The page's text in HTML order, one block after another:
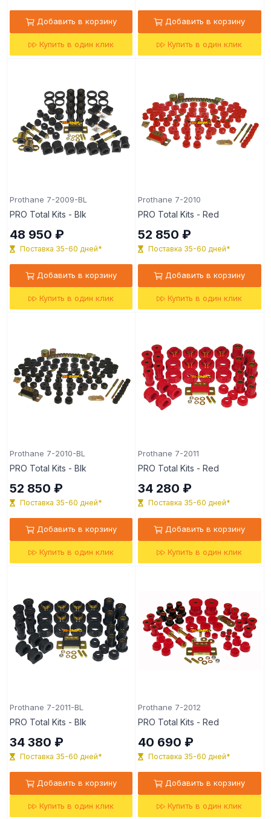
Добавить в корзину
Купить в один клик
Добавить в корзину
Купить в один клик
Prothane 7-2009-BL
PRO Total Kits - Blk
48 950 ₽
Поставка 35-60 дней*
Добавить в корзину
Купить в один клик
Prothane 7-2010
PRO Total Kits - Red
52 850 ₽
Поставка 35-60 дней*
Добавить в корзину
Купить в один клик
Prothane 7-2010-BL
PRO Total Kits - Blk
52 850 ₽
Поставка 35-60 дней*
Добавить в корзину
Купить в один клик
Prothane 7-2011
PRO Total Kits - Red
34 280 ₽
Поставка 35-60 дней*
Добавить в корзину
Купить в один клик
Prothane 7-2011-BL
PRO Total Kits - Blk
34 380 ₽
Поставка 35-60 дней*
Добавить в корзину
Купить в один клик
Prothane 7-2012
PRO Total Kits - Red
40 690 ₽
Поставка 35-60 дней*
Добавить в корзину
Купить в один клик